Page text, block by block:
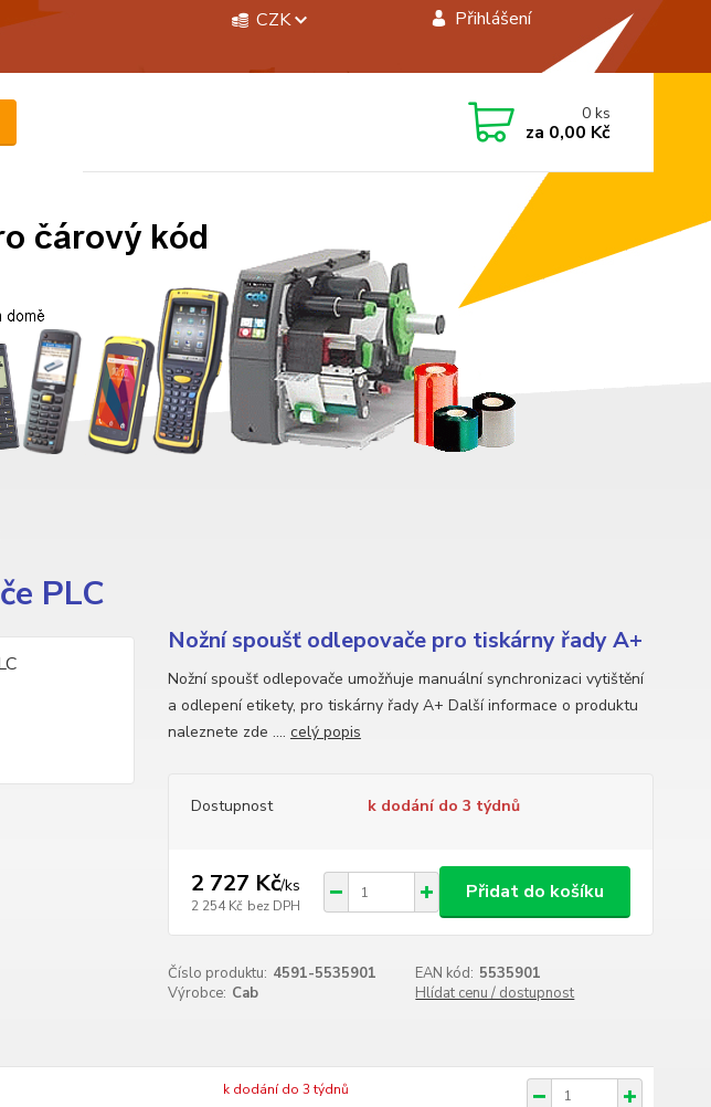
CZK Přihlášení
0ks
za 0,00 Kč
PLC
Nožní spoušť odlepovače pro tiskárny řady A+
Nožní spoušť odlepovače umožňuje manuální synchronizaci vytištění
a odlepení etikety, pro tiskárny řady A+ Další informace o produktu
naleznete zde .... celý popis
Dostupnost k dodání do 3 týdnů
2 727 Kč/ks
2 254 Kč bez DPH
Přidat do košíku
Číslo produktu: 4591-5535901 EAN kód: 5535901
Výrobce: Cab Hlídat cenu / dostupnost
k dodání do 3 týdnů